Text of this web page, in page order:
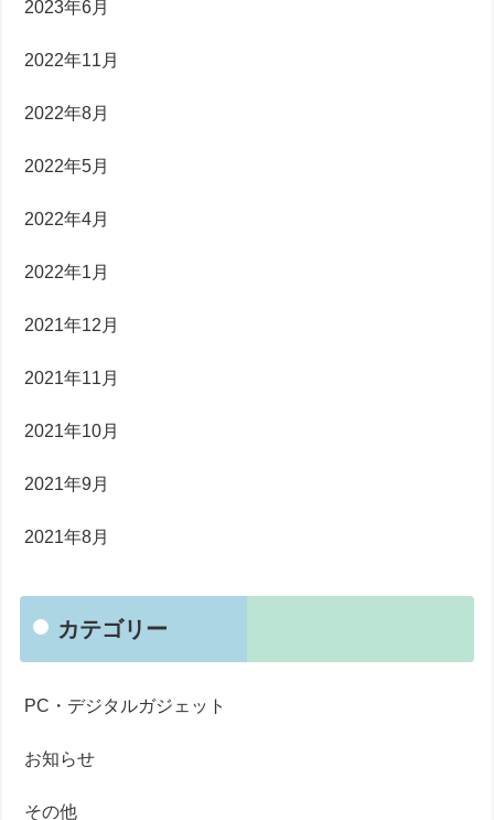
2023年6月
2022年11月
2022年8月
2022年5月
2022年4月
2022年1月
2021年12月
2021年11月
2021年10月
2021年9月
2021年8月
カテゴリー
PC・デジタルガジェット
お知らせ
その他